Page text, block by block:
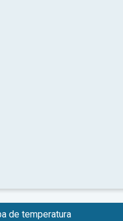
de temperatura